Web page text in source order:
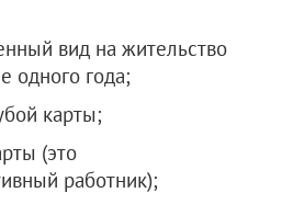
вид на жительство
одного года;
карты;
(это
работник);